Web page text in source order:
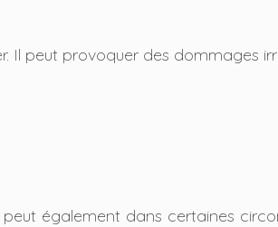
Il peut provoquer des dommages
également dans certaines